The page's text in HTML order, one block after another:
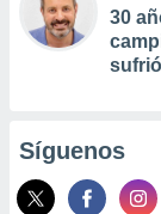
30
Síguenos